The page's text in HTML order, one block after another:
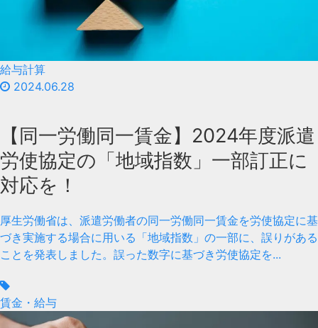
給与計算
2024.06.28
【同一労働同一賃金】2024年度派遣
労使協定の「地域指数」一部訂正に
対応を！
厚生労働省は、派遣労働者の同一労働同一賃金を労使協定に基
づき実施する場合に用いる「地域指数」の一部に、誤りがある
ことを発表しました。誤った数字に基づき労使協定を...
賃金・給与